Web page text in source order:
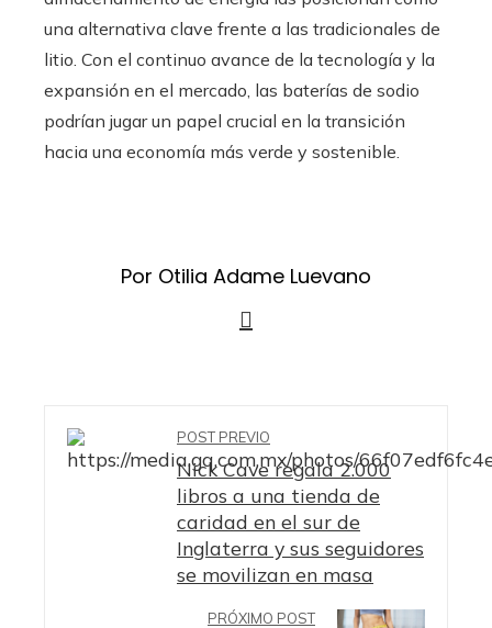
una alternativa clave frente a las tradicionales de
litio. Con el continuo avance de la tecnología y la
expansión en el mercado, las baterías de sodio
podrían jugar un papel crucial en la transición
hacia una economía más verde y sostenible.
Por Otilia Adame Luevano
POST PREVIO
Nick Cave regala 2.000
libros a una tienda de
caridad en el sur de
Inglaterra y sus seguidores
se movilizan en masa
PRÓXIMO POST